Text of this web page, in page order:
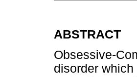
ABSTRACT
Obsessive-
disorder